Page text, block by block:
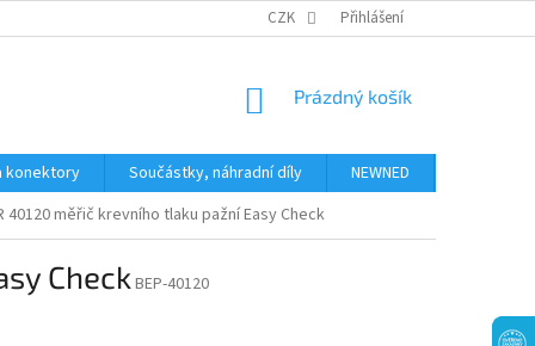
CZK Přihlášení
NÁKUPNÍ
Prázdný košík
konektory Součástky, náhradní díly NEWNED
40120 měřič krevního tlaku pažní Easy Check
Check BEP-40120